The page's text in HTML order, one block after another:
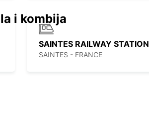
SAINTES RAILWAY STATION
SAINTES - FRANCE
i kombija